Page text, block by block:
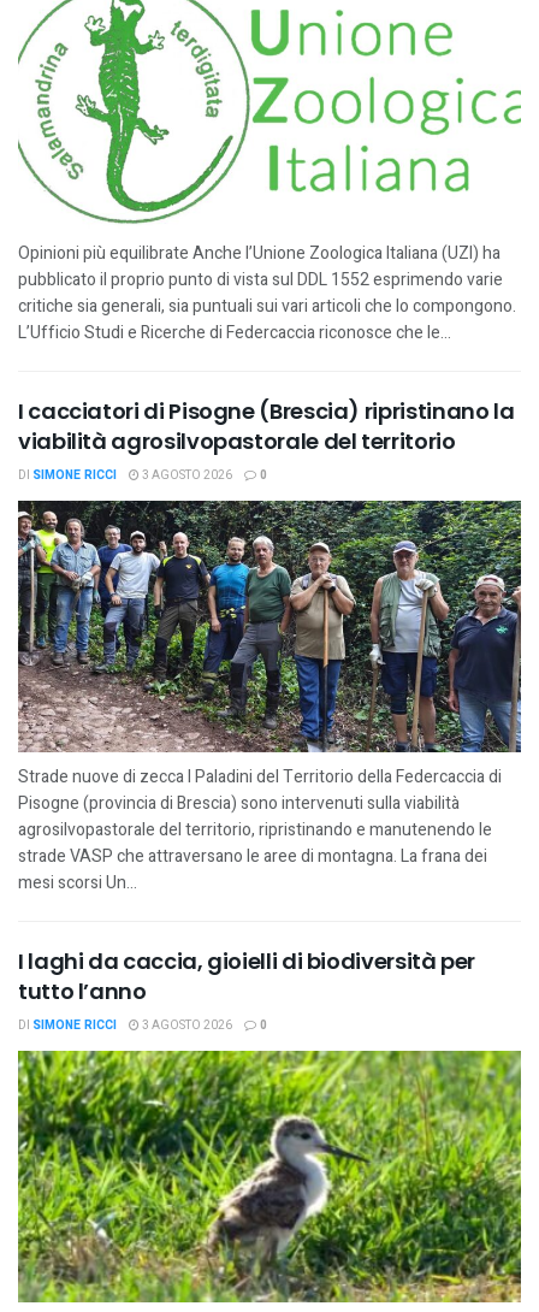
Opinioni più equilibrate Anche l’Unione Zoologica Italiana (UZI) ha
pubblicato il proprio punto di vista sul DDL 1552 esprimendo varie
critiche sia generali, sia puntuali sui vari articoli che lo compongono.
L’Ufficio Studi e Ricerche di Federcaccia riconosce che le...
I cacciatori di Pisogne (Brescia) ripristinano la
viabilità agrosilvopastorale del territorio
DI SIMONE RICCI 3 AGOSTO 2026 0
Strade nuove di zecca I Paladini del Territorio della Federcaccia di
Pisogne (provincia di Brescia) sono intervenuti sulla viabilità
agrosilvopastorale del territorio, ripristinando e manutenendo le
strade VASP che attraversano le aree di montagna. La frana dei
mesi scorsi Un...
I laghi da caccia, gioielli di biodiversità per
tutto l’anno
DI SIMONE RICCI 3 AGOSTO 2026 0